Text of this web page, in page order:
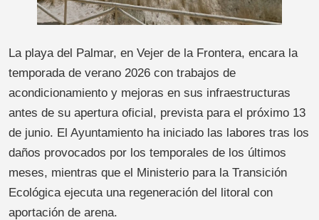
La playa del Palmar, en Vejer de la Frontera, encara la
temporada de verano 2026 con trabajos de
acondicionamiento y mejoras en sus infraestructuras
antes de su apertura oficial, prevista para el próximo 13
de junio. El Ayuntamiento ha iniciado las labores tras los
daños provocados por los temporales de los últimos
meses, mientras que el Ministerio para la Transición
Ecológica ejecuta una regeneración del litoral con
aportación de arena.